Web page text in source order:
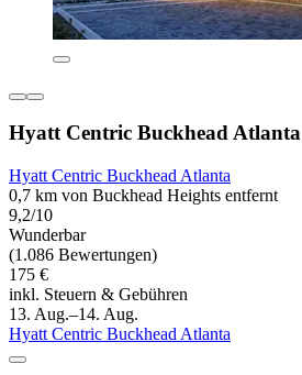
Hyatt Centric Buckhead Atlanta
Hyatt Centric Buckhead Atlanta
0,7 km von Buckhead Heights entfernt
9,2/10
Wunderbar
(1.086 Bewertungen)
175 €
inkl. Steuern & Gebühren
13. Aug.–14. Aug.
Hyatt Centric Buckhead Atlanta